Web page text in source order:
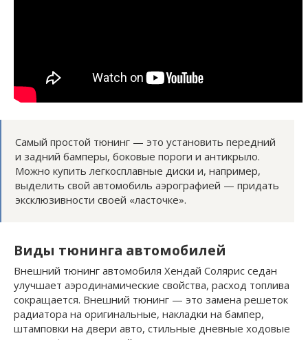
Самый простой тюнинг — это установить передний
и задний бамперы, боковые пороги и антикрыло.
Можно купить легкосплавные диски и, например,
выделить свой автомобиль аэрографией — придать
эксклюзивности своей «ласточке».
Виды тюнинга автомобилей
Внешний тюнинг автомобиля Хендай Солярис седан
улучшает аэродинамические свойства, расход топлива
сокращается. Внешний тюнинг — это замена решеток
радиатора на оригинальные, накладки на бампер,
штамповки на двери авто, стильные дневные ходовые